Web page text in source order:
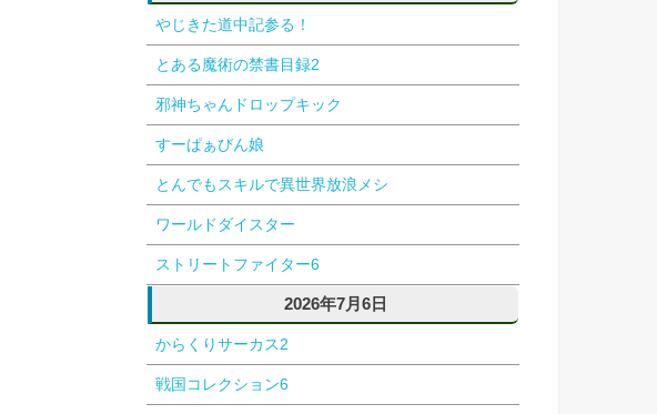
やじきた道中記参る！
とある魔術の禁書目録2
邪神ちゃんドロップキック
すーぱぁびん娘
とんでもスキルで異世界放浪メシ
ワールドダイスター
ストリートファイター6
2026年7月6日
からくりサーカス2
戦国コレクション6